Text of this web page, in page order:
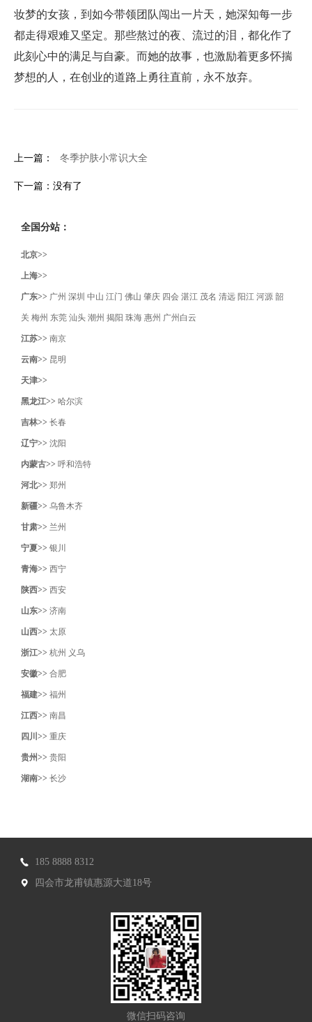
妆梦的女孩，到如今带领团队闯出一片天，她深知每一步
都走得艰难又坚定。那些熬过的夜、流过的泪，都化作了
此刻心中的满足与自豪。而她的故事，也激励着更多怀揣
梦想的人，在创业的道路上勇往直前，永不放弃。
上一篇： 冬季护肤小常识大全
下一篇：没有了
全国分站：
北京>>
上海>>
广东>> 广州 深圳 中山 江门 佛山 肇庆 四会 湛江 茂名 清远 阳江 河源 韶
关 梅州 东莞 汕头 潮州 揭阳 珠海 惠州 广州白云
江苏>> 南京
云南>> 昆明
天津>>
黑龙江>> 哈尔滨
吉林>> 长春
辽宁>> 沈阳‌
内蒙古>> 呼和浩特
河北>> 郑州
新疆>> 乌鲁木齐
甘肃>> 兰州
宁夏>> 银川
青海>> 西宁
陕西>> 西安
山东>> 济南
山西>> 太原
浙江>> 杭州 义乌
安徽>> 合肥
福建>> 福州
江西>> 南昌
四川>> 重庆
贵州>> 贵阳
湖南>> 长沙
185 8888 8312
四会市龙甫镇惠源大道18号
微信扫码咨询